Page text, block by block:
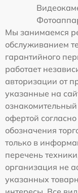
Мы занимаемся
обслуживанием
гарантийного
работает
авторизации от
указанные на
офертой
обозначения
только в
перечень
организация не
указанных